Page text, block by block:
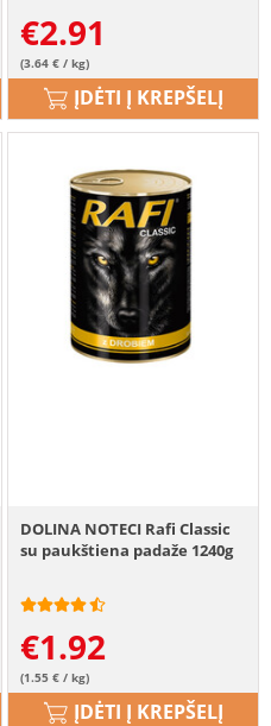
€2.91
(3.64 € / kg)
ĮDĖTI Į KREPŠELĮ
DOLINA NOTECI Rafi Classic
su paukštiena padaže 1240g
€1.92
(1.55 € / kg)
ĮDĖTI Į KREPŠELĮ